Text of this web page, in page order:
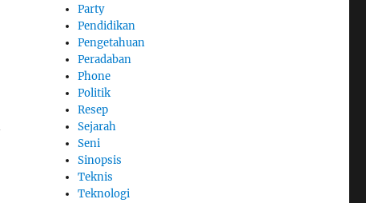
Party
Pendidikan
Pengetahuan
Peradaban
Phone
Politik
Resep
Sejarah
Seni
Sinopsis
Teknis
Teknologi